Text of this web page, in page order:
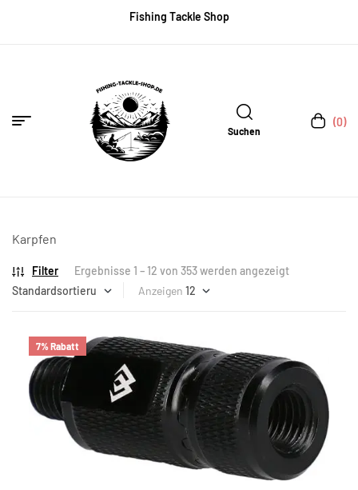
Fishing Tackle Shop
Suchen
(0)
Karpfen
Filter
Ergebnisse 1 – 12 von 353 werden angezeigt
Anzeigen
7% Rabatt